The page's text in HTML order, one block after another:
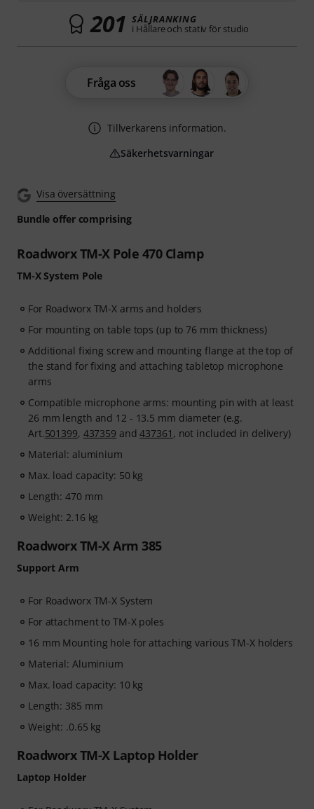
Visa översättning
Bundle offer comprising
Roadworx TM-X Pole 470 Clamp
TM-X System Pole
For Roadworx TM-X arms and holders
For mounting on table tops (up to 76 mm thickness)
Additional fixing screw and mounting flange at the top of
the stand for fixing and attaching tabletop microphone
arms
Compatible microphone arms: mounting pin with at least
26 mm length and 12 - 13.5 mm diameter (e.g.
Art.501399, 437359 and437361 , not included in delivery)
Material: aluminium
Max. load capacity: 50 kg
Length: 470 mm
Weight: 2.16 kg
Roadworx TM-X Arm 385
Support Arm
For Roadworx TM-X System
For attachment to TM-X poles
16 mm Mounting hole for attaching various TM-X holders
Material: Aluminium
Max. load capacity: 10 kg
Length: 385 mm
Weight: .0.65 kg
Roadworx TM-X Laptop Holder
Laptop Holder
201 SÄLJRANKING
i Hållare och stativ för studio
Fråga oss
Tillverkarens information.
Säkerhetsvarningar